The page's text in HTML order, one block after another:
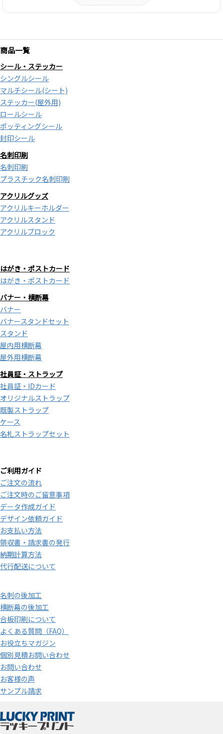
商品一覧
シール・ステッカー
シングルシール
マルチシール(シート)
ステッカー(屋外用)
ロールシール
ポッティングシール
封印シール
名刺印刷
名刺印刷
プラスチック名刺印刷
アクリルグッズ
アクリルキーホルダー
アクリルスタンド
アクリルブロック
はがき・ポストカード
はがき・ポストカード
バナー・横断幕
バナー
バナースタンドセット
スタンド
屋内用横断幕
屋外用横断幕
社員証・ストラップ
社員証・IDカード
オリジナルストラップ
既製ストラップ
ケース
名札ストラップセット
ご利用ガイド
ご注文の流れ
ご注文時のご留意事項
データ作成ガイド
デザイン依頼ガイド
お支払い方法
領収書・請求書の発行
納期計算方法
代行配送について
名刺の後加工
横断幕の後加工
合板印刷について
よくある質問（FAQ）
お役立ちマガジン
個別見積お問い合わせ
お問い合わせ
お客様の声
サンプル請求